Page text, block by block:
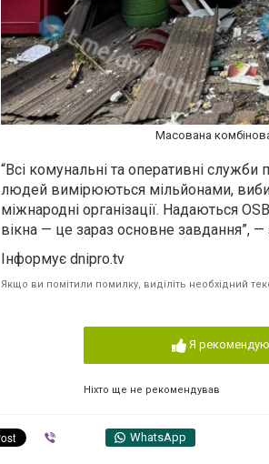
Масована
“Всі комунальні та оперативні
людей вимірюються мільйонами,
міжнародні організації. Надаються
вікна — це зараз основне завдання”,
Інформує dnipro.tv
Якщо ви помітили помилку, виділіть необхідний
Я рекомендую
Ніхто ще не рекомендував
WhatsApp